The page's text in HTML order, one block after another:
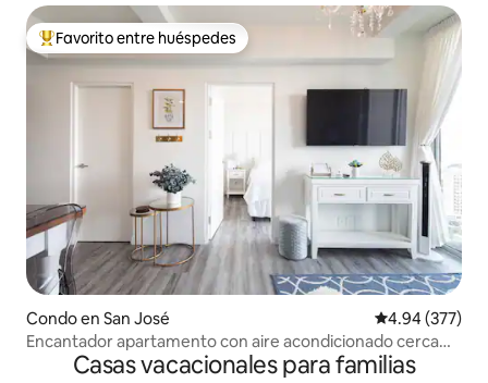
Favorito entre huéspedes preferido
Favorito entre huéspedes
Condo en San José Calificación
4.94 (377)
Encantador apartamento con aire acondicionado cerca
del aeropuerto internacional
Casas vacacionales para familias